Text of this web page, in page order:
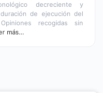
decreciente y
de ejecución del
recogidas sin
más…